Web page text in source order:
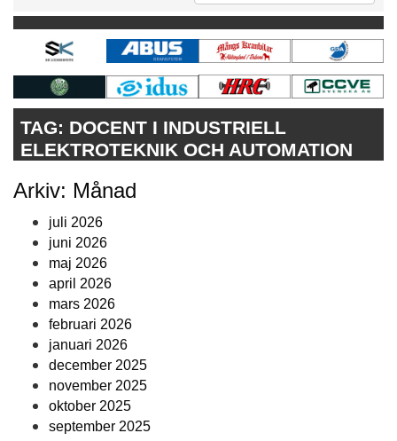
KONTAKT
VÅRA ANDRA MAGASIN
PRENUMERERA
ANNONSERA
TAG: DOCENT I INDUSTRIELL
ELEKTROTEKNIK OCH AUTOMATION
Arkiv: Månad
juli 2026
juni 2026
maj 2026
april 2026
mars 2026
februari 2026
januari 2026
december 2025
november 2025
oktober 2025
september 2025